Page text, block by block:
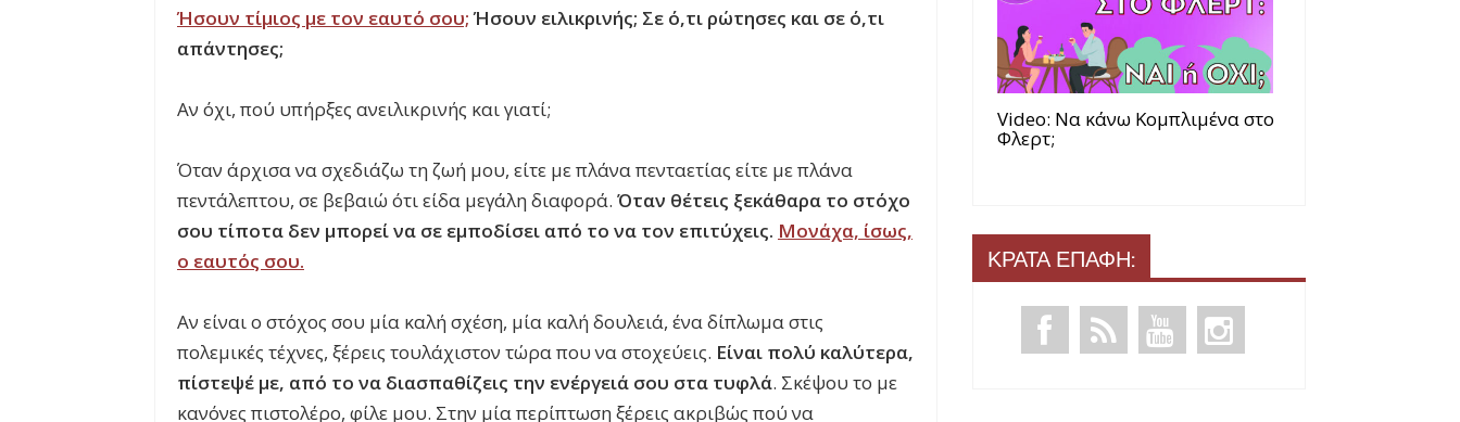
Ήσουν τίμιος με τον εαυτό σου;Ήσουν ειλικρινής; Σε ό,τι ρώτησες και σε ό,τι
απάντησες;
Αν όχι, πού υπήρξες ανειλικρινής και γιατί;
Όταν άρχισα να σχεδιάζω τη ζωή μου, είτε με πλάνα πενταετίας είτε με πλάνα
πεντάλεπτου, σε βεβαιώ ότι είδα μεγάλη διαφορά. Όταν θέτεις ξεκάθαρα το στόχο
σου τίποτα δεν μπορεί να σε εμποδίσει από το να τον επιτύχεις. Μονάχα, ίσως,
ο εαυτός σου.
Αν είναι ο στόχος σου μία καλή σχέση, μία καλή δουλειά, ένα δίπλωμα στις
πολεμικές τέχνες, ξέρεις τουλάχιστον τώρα που να στοχεύεις. Είναι πολύ καλύτερα,
πίστεψέ με, από το να διασπαθίζεις την ενέργειά σου στα τυφλά. Σκέψου το με
κανόνες πιστολέρο, φίλε μου. Στην μία περίπτωση ξέρεις ακριβώς πού να
Video: Να κάνω Κομπλιμένα στο
Φλερτ;
ΚΡΑΤΑ ΕΠΑΦΗ: